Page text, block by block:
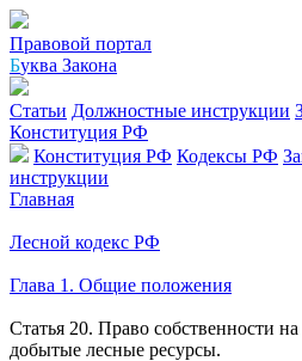
Правовой портал
Буква Закона
Статьи Должностные инструкции
Конституция РФ
Конституция РФ Кодексы РФ
инструкции
Главная
Лесной кодекс РФ
Глава 1. Общие положения
Статья 20. Право собственности
добытые лесные ресурсы.